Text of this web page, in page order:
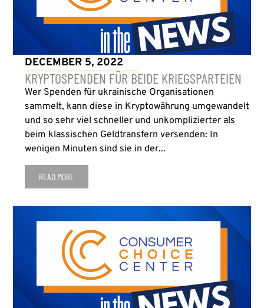
DECEMBER 5, 2022
KRYPTOSPENDEN FÜR BEIDE KRIEGSPARTEIEN
Wer Spenden für ukrainische Organisationen
sammelt, kann diese in Kryptowährung umgewandelt
und so sehr viel schneller und unkomplizierter als
beim klassischen Geldtransfern versenden: In
wenigen Minuten sind sie in der...
READ MORE